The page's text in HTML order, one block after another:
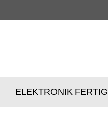
ELEKTRONIK